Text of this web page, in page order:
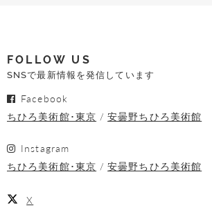
FOLLOW US
SNSで最新情報を発信しています
Facebook
ちひろ美術館･東京
安曇野ちひろ美術館
Instagram
ちひろ美術館･東京
安曇野ちひろ美術館
X